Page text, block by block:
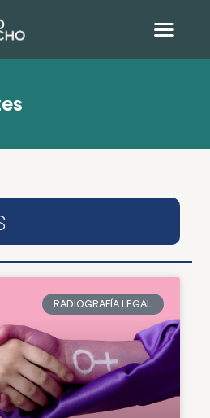
RADIOGRAFÍA LEGAL